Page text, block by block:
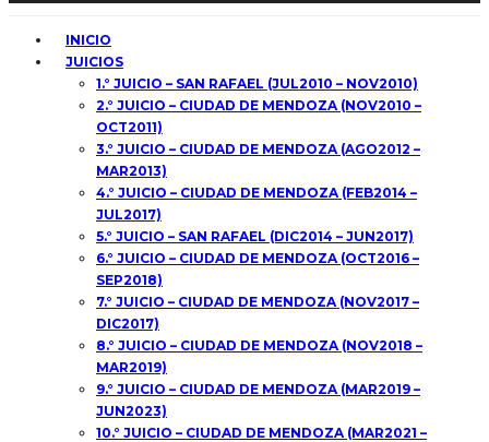
INICIO
JUICIOS
1.° JUICIO – SAN RAFAEL (JUL2010 – NOV2010)
2.° JUICIO – CIUDAD DE MENDOZA (NOV2010 –
OCT2011)
3.° JUICIO – CIUDAD DE MENDOZA (AGO2012 –
MAR2013)
4.° JUICIO – CIUDAD DE MENDOZA (FEB2014 –
JUL2017)
5.° JUICIO – SAN RAFAEL (DIC2014 – JUN2017)
6.° JUICIO – CIUDAD DE MENDOZA (OCT2016 –
SEP2018)
7.° JUICIO – CIUDAD DE MENDOZA (NOV2017 –
DIC2017)
8.° JUICIO – CIUDAD DE MENDOZA (NOV2018 –
MAR2019)
9.° JUICIO – CIUDAD DE MENDOZA (MAR2019 –
JUN2023)
10.° JUICIO – CIUDAD DE MENDOZA (MAR2021 –